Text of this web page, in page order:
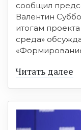
сообщил
Валентин
итогам
среда»
Читать далее